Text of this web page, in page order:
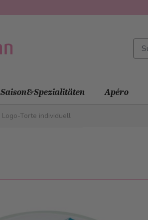
Saison&Spezialitäten Apéro
Logo-Torte individuell